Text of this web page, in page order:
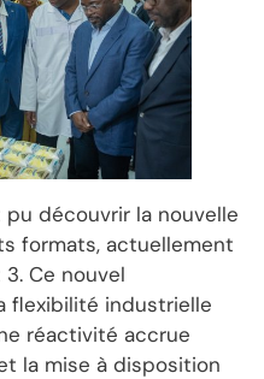
découvrir la nouvelle
formats, actuellement
Ce nouvel
flexibilité industrielle
réactivité accrue
la mise à disposition